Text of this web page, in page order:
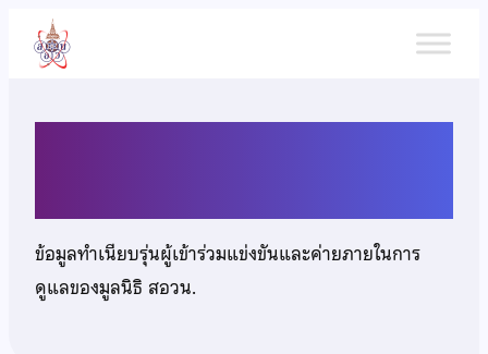
เนื้อหา
ข้อมูลทำเนียบรุ่นผู้เข้าร่วมแข่งขันและค่ายภายในการ
ดูแลของมูลนิธิ สอวน.